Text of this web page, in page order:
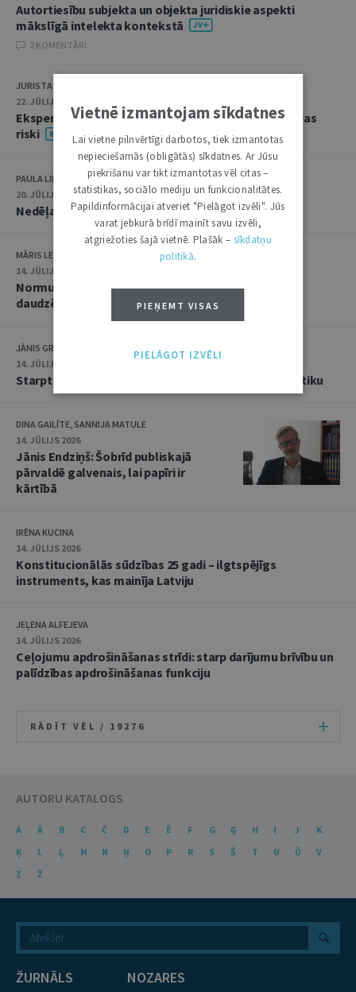
Autortiesību subjekta un objekta juridiskie aspekti
mākslīgā intelekta kontekstā
2 KOMENTĀRI
JURISTA VĀRDS
22. JŪLIJS 2026 • 14:00
Ekspertu saruna jūlijā: krimināltiesības un būvniecības
riski
PAULA LIPE
20. JŪLIJS 2026 • 16:05
Nedēļas notikumu apskats: 13.–17. jūlijs
MĀRIS LEJA
14. JŪLIJS 2026
Normu konkurences un noziedzīgu nodarījumu
daudzējādības problemātika
JĀNIS GRASIS
14. JŪLIJS 2026
Starptautiskās tiesības: mazās valstis pret reālpolitiku
DINA GAILĪTE, SANNIJA MATULE
14. JŪLIJS 2026
Jānis Endziņš: Šobrīd publiskajā
pārvaldē galvenais, lai papīri ir
kārtībā
IRĒNA KUCINA
14. JŪLIJS 2026
Konstitucionālās sūdzības 25 gadi – ilgtspējīgs
instruments, kas mainīja Latviju
JEĻENA ALFEJEVA
14. JŪLIJS 2026
Ceļojumu apdrošināšanas strīdi: starp darījumu brīvību un
palīdzības apdrošināšanas funkciju
RĀDĪT VĒL / 19276
AUTORU KATALOGS
A Ā B C Č D E Ē F G Ģ H I J
K
Ķ
L Ļ M N Ņ O P R S Š T U Ū
V
Z
Ž
ŽURNĀLS
NOZARES
Vietnē izmantojam sīkdatnes
Lai vietne pilnvērtīgi darbotos, tiek izmantotas
nepieciešamās (obligātās) sīkdatnes. Ar Jūsu
piekrišanu var tikt izmantotas vēl citas –
statistikas, sociālo mediju un funkcionalitātes.
Papildinformācijai atveriet "Pielāgot izvēli". Jūs
varat jebkurā brīdī mainīt savu izvēli,
atgriežoties šajā vietnē. Plašāk – sīkdatņu
politikā.
PIEŅEMT VISAS
PIELĀGOT IZVĒLI